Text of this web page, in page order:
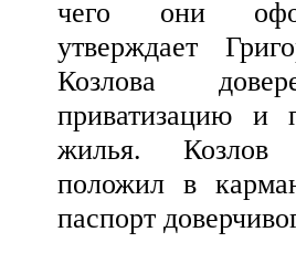
чего они
утверждает
Козлова
приватизацию и
жилья. Козлов
положил в
паспорт